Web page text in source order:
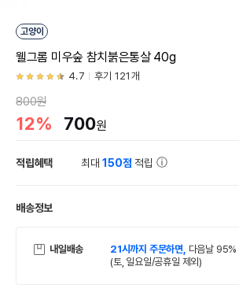
고양이
웰그롬 미우숲 참치붉은통살 40g
4.7 후기 121개
800원
12% 700원
적립혜택 최대150점 적립
배송정보
내일배송 21시까지 주문하면, 다음날 95%
(토, 일요일/공휴일 제외)